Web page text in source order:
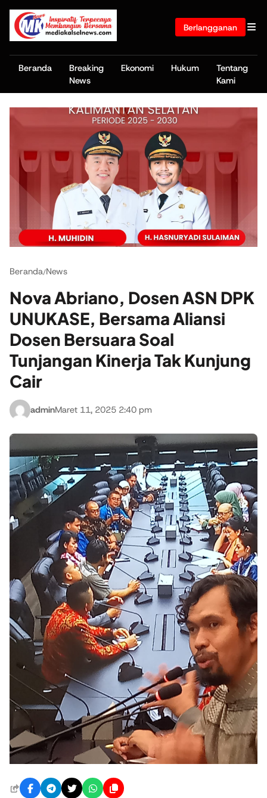
Berlangganan
Beranda
Breaking
News
Ekonomi Hukum
Tentang
Kami
Beranda/News
Nova Abriano, Dosen ASN DPK
UNUKASE, Bersama Aliansi
Dosen Bersuara Soal
Tunjangan Kinerja Tak Kunjung
Cair
adminMaret 11, 2025 2:40 pm